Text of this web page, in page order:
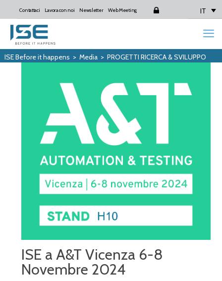
Contattaci Lavora con noi Newsletter Web Meeting IT
ISE Before it happens > Media> PROGETTI RICERCA & SVILUPPO
ISE a A&T Vicenza 6-8
Novembre 2024